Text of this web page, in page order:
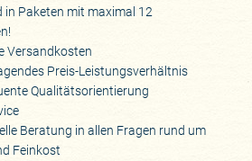
in Paketen mit maximal 12
Versandkosten
Preis-Leistungsverhältnis
Qualitätsorientierung
Beratung in allen Fragen rund um
Feinkost